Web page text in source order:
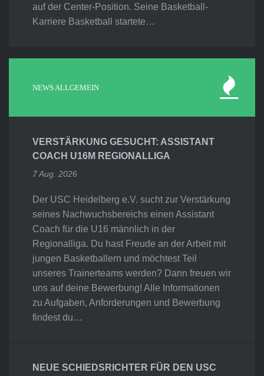
auf der Center-Position. Seine Basketball-
Karriere Basketball startete…
NEWS ALLGEMEIN
VERSTÄRKUNG GESUCHT: ASSISTANT
COACH U16M REGIONALLIGA
7 Aug. 2026
Der USC Heidelberg e.V. sucht zur Verstärkung
seines Nachwuchsbereichs einen Assistant
Coach für die U16 männlich in der
Regionalliga. Du hast Freude an der Arbeit mit
jungen Basketballern und möchtest Teil
unseres Trainerteams werden? Dann freuen wir
uns auf deine Bewerbung! Alle Informationen
zu Aufgaben, Anforderungen und Bewerbung
findest du…
NEUE SCHIEDSRICHTER FÜR DEN USC